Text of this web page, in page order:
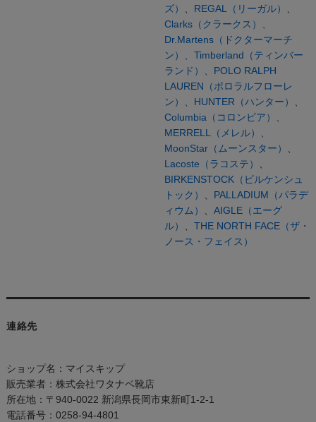
ズ）
REGAL（リーガル）
Clarks（クラークス）、
Dr.Martens（ドクターマーチ
ン）、 Timberland（ティンバー
ランド）、 POLO RALPH
LAUREN（ポロラルフローレ
ン）、 HUNTER（ハンター）、
Columbia（コロンビア）、
MERRELL（メレル）、
MoonStar（ムーンスター）
Lacoste（ラコステ）
BIRKENSTOCK（ビルケンシュ
トック）
PALLADIUM（パラデ
ィウム）
AIGLE（エーグ
ル）
THE NORTH FACE（ザ・
ノース・フェイス）
連絡先
ショップ名：マイスキップ
販売業者：株式会社ワタナベ靴店
所在地：〒940-0022 新潟県長岡市東新町1-2-1
電話番号：0258-94-4801